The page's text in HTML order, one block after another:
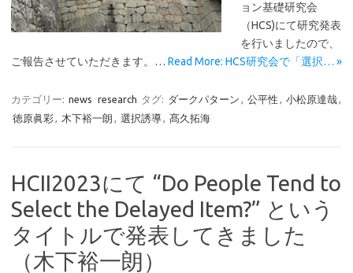
ョン基礎研究会
（HCS)にて研究発表
を行いましたので、
ご報告させていただきます。… Read More: HCS研究会で「選択… »
カテゴリー: news research タグ: ダークパターン , 公平性 , 小松原達哉,
徳原眞彩, 木下裕一朗 , 選択誘導, 髙久拓海
HCII2023にて “Do People Tend to
Select the Delayed Item?” という
タイトルで発表してきました
（木下裕一朗）